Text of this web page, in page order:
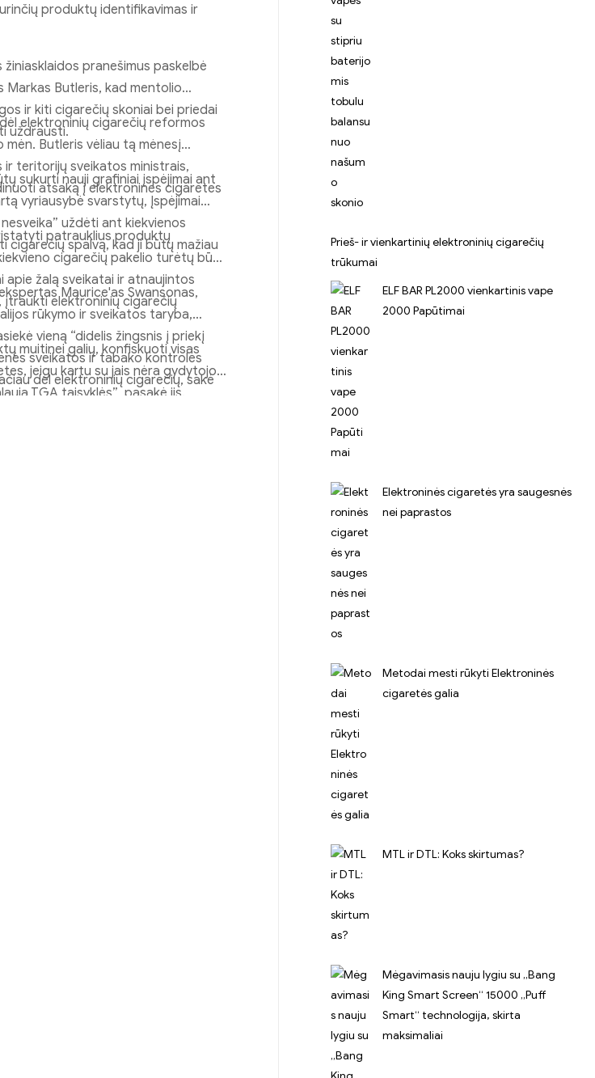
produktų identifikavimas ir
pranešimus paskelbė
Markas Butleris, kad mentolio
ir kiti cigarečių skoniai bei priedai
uždrausti.
elektroninių cigarečių reformos
mėn. Butleris vėliau tą mėnesį
ir teritorijų sveikatos ministrais,
atsaką į elektronines cigaretes
sukurti nauji grafiniai įspėjimai ant
vyriausybė svarstytų, Įspėjimai
uždėti ant kiekvienos
cigarečių spalvą, kad ji būtų mažiau
patrauklius produktų
cigarečių pakelio turėtų būti
apie žalą sveikatai ir atnaujintos
įtraukti elektroninių cigarečių
Maurice'as Swansonas,
rūkymo ir sveikatos taryba,
vieną “didelis žingsnis į priekį
sveikatos ir tabako kontrolės
dėl elektroninių cigarečių, sakė
muitinei galių, konfiskuoti visas
jeigu kartu su jais nėra gydytojo
TGA taisyklės”, pasakė jis.
Prieš- ir vienkartinių elektroninių cigarečių
trūkumai
ELF BAR PL2000 vienkartinis vape
2000 Papūtimai
Elektroninės cigaretės yra saugesnės
nei paprastos
Metodai mesti rūkyti Elektroninės
cigaretės galia
MTL ir DTL: Koks skirtumas?
Mėgavimasis nauju lygiu su „Bang
King Smart Screen“ 15000 „Puff
Smart“ technologija, skirta
maksimaliai